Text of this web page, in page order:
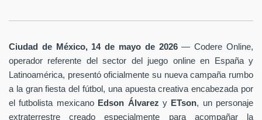
Ciudad de México, 14 de mayo de 2026— Codere Online,
operador referente del sector del juego online en España y
Latinoamérica, presentó oficialmente su nueva campaña rumbo
a la gran fiesta del fútbol, una apuesta creativa encabezada por
el futbolista mexicano Edson Álvarez yETson, un personaje
extraterrestre creado especialmente para acompañar la